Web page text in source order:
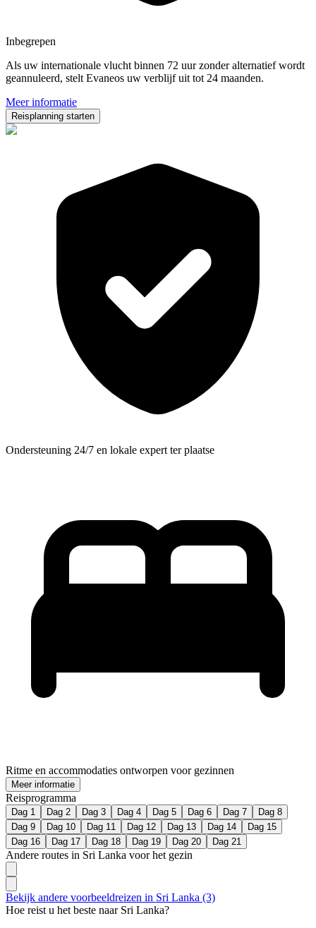
Inbegrepen
Als uw internationale vlucht binnen 72 uur zonder alternatief wordt
geannuleerd, stelt Evaneos uw verblijf uit tot 24 maanden.
Meer informatie
Reisplanning starten
Ondersteuning 24/7 en lokale expert ter plaatse
Ritme en accommodaties ontworpen voor gezinnen
Meer informatie
Reisprogramma
Dag 1 Dag 2 Dag 3 Dag 4 Dag 5 Dag 6 Dag 7
Dag 8
Dag 9
Dag 10 Dag 11 Dag 12 Dag 13 Dag 14
Dag 15
Dag 16
Dag 17 Dag 18 Dag 19 Dag 20 Dag 21
Andere routes in Sri Lanka voor het gezin
Bekijk andere voorbeeldreizen in Sri Lanka (3)
Hoe reist u het beste naar Sri Lanka?